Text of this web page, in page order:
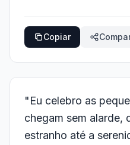
Copiar
"Eu celebro as
chegam sem alarde,
estranho até a